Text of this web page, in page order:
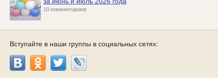
10 комментариев
Вступайте в наши группы в социальных сетях: